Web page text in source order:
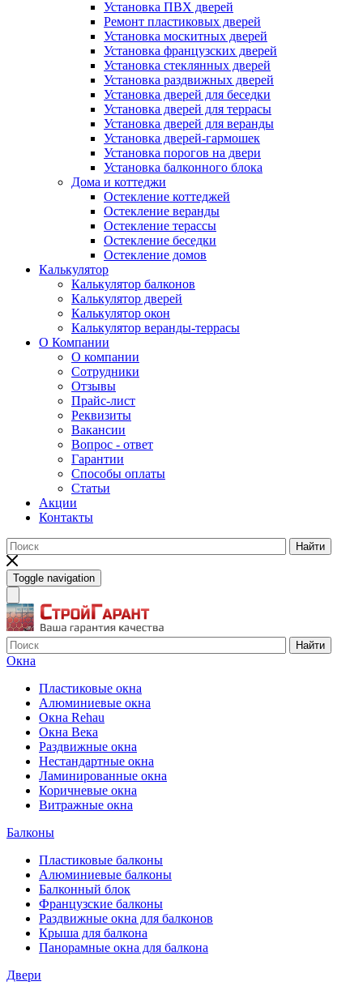
Установка ПВХ дверей
Ремонт пластиковых дверей
Установка москитных дверей
Установка французских дверей
Установка стеклянных дверей
Установка раздвижных дверей
Установка дверей для беседки
Установка дверей для террасы
Установка дверей для веранды
Установка дверей-гармошек
Установка порогов на двери
Установка балконного блока
Дома и коттеджи
Остекление коттеджей
Остекление веранды
Остекление терассы
Остекление беседки
Остекление домов
Калькулятор
Калькулятор балконов
Калькулятор дверей
Калькулятор окон
Калькулятор веранды-террасы
О Компании
О компании
Сотрудники
Отзывы
Прайс-лист
Реквизиты
Вакансии
Вопрос - ответ
Гарантии
Способы оплаты
Статьи
Акции
Контакты
Найти
Toggle navigation
Найти
Окна
Пластиковые окна
Алюминиевые окна
Окна Rehau
Окна Века
Раздвижные окна
Нестандартные окна
Ламинированные окна
Коричневые окна
Витражные окна
Балконы
Пластиковые балконы
Алюминиевые балконы
Балконный блок
Французские балконы
Раздвижные окна для балконов
Крыша для балкона
Панорамные окна для балкона
Двери